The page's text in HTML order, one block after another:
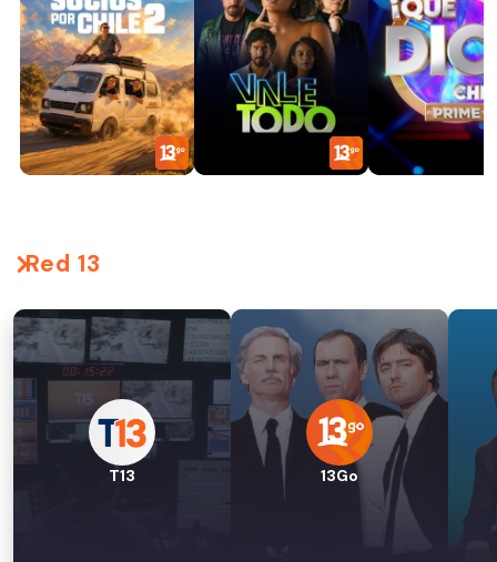
Red 13
T13 13Go